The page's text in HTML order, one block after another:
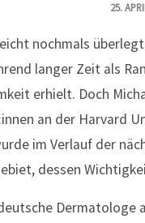
25.
nochmals
langer Zeit als
erhielt. Doch
an der Harvard
im Verlauf der
dessen